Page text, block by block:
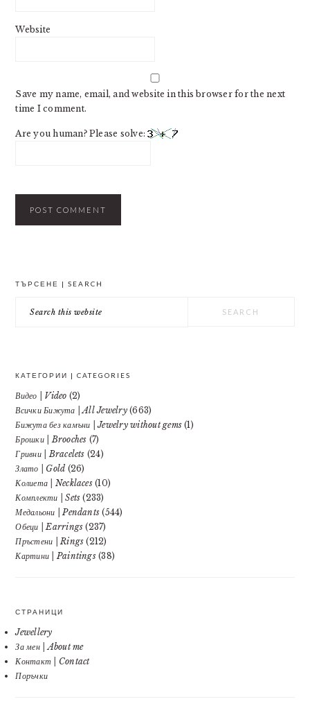
Website
Save my name, email, and website in this browser for the next
time I comment.
Are you human? Please solve:
ТЪРСЕНЕ | SEARCH
this
КАТЕГОРИИ | CATEGORIES
Видео | Video (2)
Всички Бижута | All Jewelry(663)
Бижута без камъни | Jewelry without gems (1)
Брошки | Brooches (7)
Гривни | Bracelets (24)
Злато | Gold (26)
Колиета | Necklaces(10)
Комплекти | Sets (233)
Медальони | Pendants (544)
Обеци | Earrings (237)
Пръстени | Rings (212)
Картини | Paintings(38)
СТРАНИЦИ
Jewellery
За мен | About me
Контакт | Contact
Поръчки